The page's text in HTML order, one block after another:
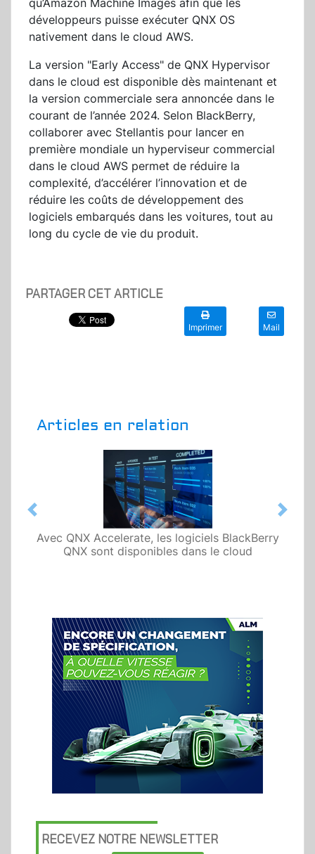
qu’Amazon Machine Images afin que les
développeurs puisse exécuter QNX OS
nativement dans le cloud AWS.
La version "Early Access" de QNX Hypervisor
dans le cloud est disponible dès maintenant et
la version commerciale sera annoncée dans le
courant de l’année 2024. Selon BlackBerry,
collaborer avec Stellantis pour lancer en
première mondiale un hyperviseur commercial
dans le cloud AWS permet de réduire la
complexité, d’accélérer l’innovation et de
réduire les coûts de développement des
logiciels embarqués dans les voitures, tout au
long du cycle de vie du produit.
PARTAGER CET ARTICLE
Imprimer Mail
Articles en relation
Avec QNX Accelerate, les logiciels BlackBerry
QNX sont disponibles dans le cloud
Previous Next
RECEVEZ NOTRE NEWSLETTER